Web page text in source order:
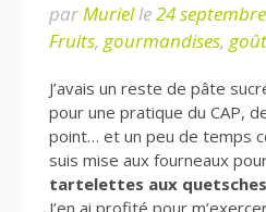
parMurielle24
Fruits, gourmandises,
J’avais un reste de pâte
pour une pratique du CAP,
point… et un peu de temps
suis mise aux fourneaux
tartelettes aux